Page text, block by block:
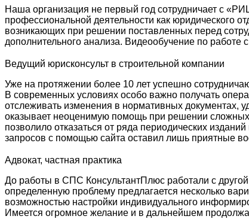
Наша организация не первый год сотрудничает с
профессиональной деятельности как юридического
возникающих при решении поставленных перед
дополнительного анализа. Видеообучение по
Ведущий юрисконсульт в строительной компании
Уже на протяжении более 10 лет успешно
В современных условиях особо важно получать
отслеживать изменения в нормативных документах,
оказывает неоценимую помощь при решении
позволило отказаться от ряда периодических
запросов с помощью сайта оставил лишь приятные
Адвокат, частная практика
До работы в СПС КонсультантПлюс работали с
определенную проблему предлагается несколько
возможностью настройки индивидуального
Имеется огромное желание и в дальнейшем